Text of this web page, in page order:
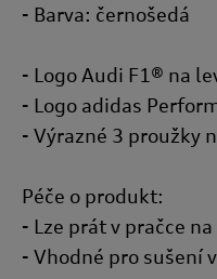
- Barva: černošedá
- Logo Audi F1® na
- Logo adidas
- Výrazné 3 proužky
Péče o produkt:
- Lze prát v pračce na
- Vhodné pro sušení